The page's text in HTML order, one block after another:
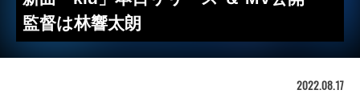
監督は林響太朗
2022.08.17